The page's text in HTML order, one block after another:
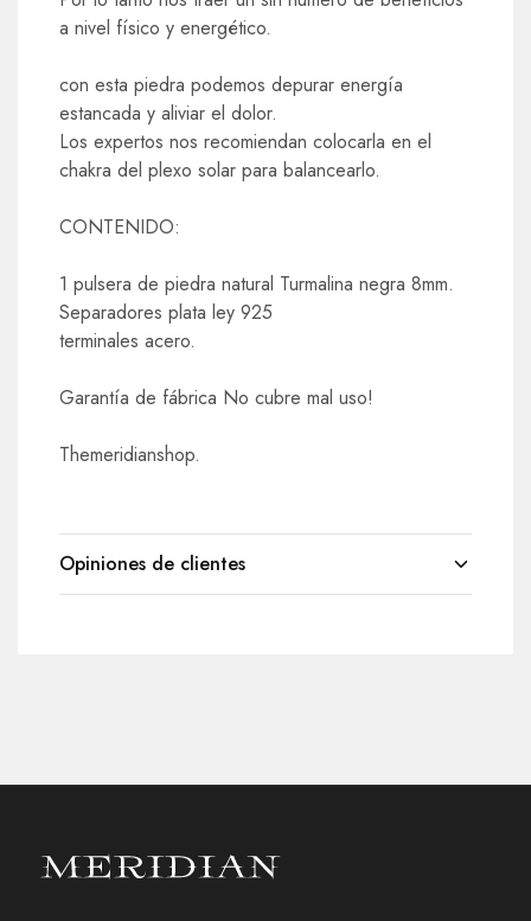
a nivel físico y energético.
con esta piedra podemos depurar energía
estancada y aliviar el dolor.
Los expertos nos recomiendan colocarla en el
chakra del plexo solar para balancearlo.
CONTENIDO:
1 pulsera de piedra natural Turmalina negra 8mm.
Separadores plata ley 925
terminales acero.
Garantía de fábrica No cubre mal uso!
Themeridianshop.
Opiniones de clientes